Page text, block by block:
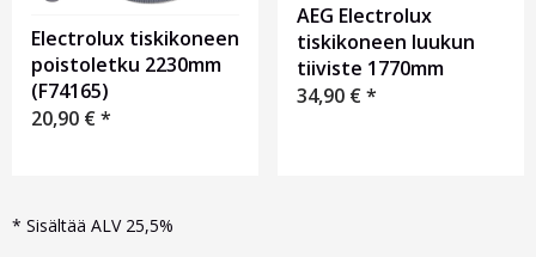
Electrolux tiskikoneen
poistoletku 2230mm
(F74165)
20,90 €*
AEG Electrolux
tiskikoneen luukun
tiiviste 1770mm
34,90 €*
* Sisältää ALV 25,5%